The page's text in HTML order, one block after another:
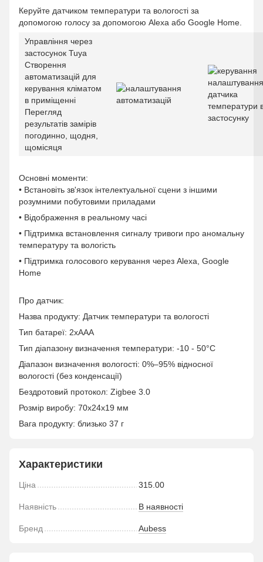
Керуйте датчиком температури та вологості за
допомогою голосу за допомогою Alexa або Google Home.
Управління через
застосунок Tuya
Створення
автоматизацій для
керування кліматом
в приміщенні
Перегляд
результатів замірів
погодинно, щодня,
щомісяця
Основні моменти:
• Встановіть зв'язок інтелектуальної сцени з іншими
розумними побутовими приладами
• Відображення в реальному часі
• Підтримка встановлення сигналу тривоги про аномальну
температуру та вологість
• Підтримка голосового керування через Alexa, Google
Home
Про датчик:
Назва продукту: Датчик температури та вологості
Тип батареї: 2xAAA
Тип діапазону визначення температури: -10 - 50°С
Діапазон визначення вологості: 0%–95% відносної
вологості (без конденсації)
Бездротовий протокол: Zigbee 3.0
Розмір виробу: 70x24x19 мм
Вага продукту: близько 37 г
Характеристики
Ціна 315.00
Наявність В наявності
Бренд Aubess